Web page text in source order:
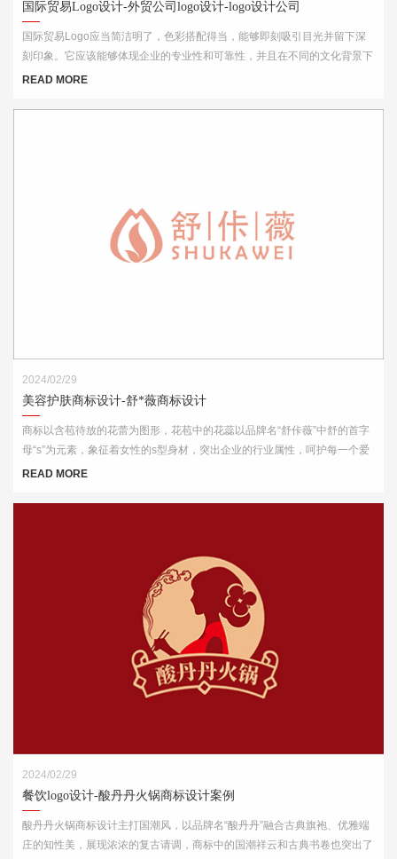
国际贸易Logo设计-外贸公司logo设计-logo设计公司
国际贸易Logo应当简洁明了，色彩搭配得当，能够即刻吸引目光并留下深
刻印象。它应该能够体现企业的专业性和可靠性，并且在不同的文化背景下
都能够被理解和接受。此外，Logo的设计还需考虑到其在各种媒介上的应
READ MORE
2024/02/29
美容护肤商标设计-舒*薇商标设计
商标以含苞待放的花蕾为图形，花苞中的花蕊以品牌名“舒佧薇”中舒的首字
母“s”为元素，象征着女性的s型身材，突出企业的行业属性，呵护每一个爱
美的你。
READ MORE
2024/02/29
餐饮logo设计-酸丹丹火锅商标设计案例
酸丹丹火锅商标设计主打国潮风，以品牌名“酸丹丹”融合古典旗袍、优雅端
庄的知性美，展现浓浓的复古请调，商标中的国潮祥云和古典书卷也突出了